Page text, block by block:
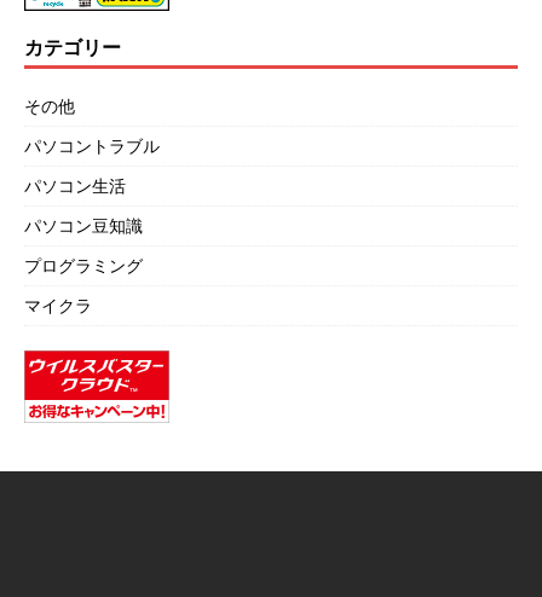
カテゴリー
その他
パソコントラブル
パソコン生活
パソコン豆知識
プログラミング
マイクラ